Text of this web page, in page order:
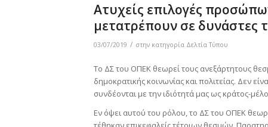
Ατυχείς επιλογές
μετατρέπουν σε δυνάστες
03/07/2019 / στην κατηγορία Δελτία Τύπου
Το ΔΣ του ΟΠΕΚ θεωρεί τους ανεξάρτητους
δημοκρατικής κοινωνίας και πολιτείας. Δεν
συνδέονται με την ιδιότητά μας ως κράτος-
Εν όψει αυτού του ρόλου, το ΔΣ του ΟΠΕΚ